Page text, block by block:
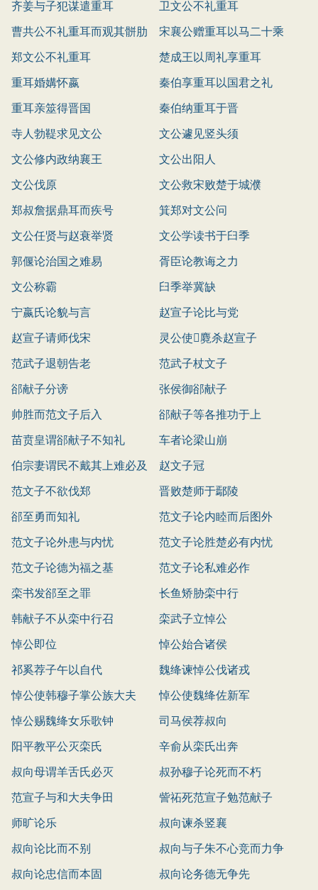
齐姜与子犯谋遣重耳
卫文公不礼重耳
曹共公不礼重耳而观其骿肋
宋襄公赠重耳以马二十乘
郑文公不礼重耳
楚成王以周礼享重耳
重耳婚媾怀嬴
秦伯享重耳以国君之礼
重耳亲筮得晋国
秦伯纳重耳于晋
寺人勃鞮求见文公
文公遽见竖头须
文公修内政纳襄王
文公出阳人
文公伐原
文公救宋败楚于城濮
郑叔詹据鼎耳而疾号
箕郑对文公问
文公任贤与赵衰举贤
文公学读书于臼季
郭偃论治国之难易
胥臣论教诲之力
文公称霸
臼季举冀缺
宁嬴氏论貌与言
赵宣子论比与党
赵宣子请师伐宋
灵公使麑杀赵宣子
范武子退朝告老
范武子杖文子
郤献子分谤
张侯御郤献子
帅胜而范文子后入
郤献子等各推功于上
苗贲皇谓郤献子不知礼
车者论梁山崩
伯宗妻谓民不戴其上难必及
赵文子冠
范文子不欲伐郑
晋败楚师于鄢陵
郤至勇而知礼
范文子论内睦而后图外
范文子论外患与内忧
范文子论胜楚必有内忧
范文子论德为福之基
范文子论私难必作
栾书发郤至之罪
长鱼矫胁栾中行
韩献子不从栾中行召
栾武子立悼公
悼公即位
悼公始合诸侯
祁奚荐子午以自代
魏绛谏悼公伐诸戎
悼公使韩穆子掌公族大夫
悼公使魏绛佐新军
悼公赐魏绛女乐歌钟
司马侯荐叔向
阳平教平公灭栾氏
辛俞从栾氏出奔
叔向母谓羊舌氏必灭
叔孙穆子论死而不朽
范宣子与和大夫争田
訾祏死范宣子勉范献子
师旷论乐
叔向谏杀竖襄
叔向论比而不别
叔向与子朱不心竞而力争
叔向论忠信而本固
叔向论务德无争先